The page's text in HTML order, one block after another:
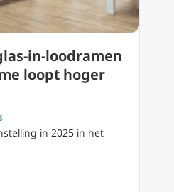
in-loodramen
loopt hoger
in 2025 in het
over glas-in-loodramen van